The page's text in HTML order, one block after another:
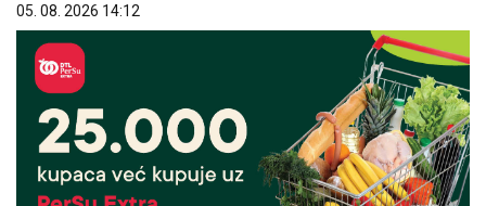
05. 08. 2026 14:12